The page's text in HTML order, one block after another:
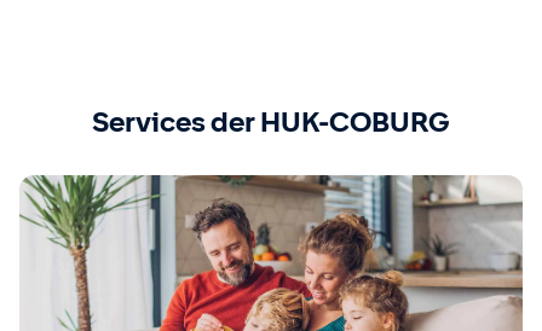
Services der HUK-COBURG